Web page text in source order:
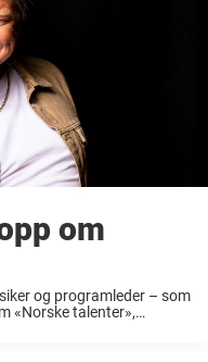
om
og programleder – som
«Norske talenter»,